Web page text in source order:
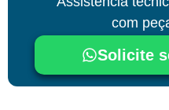
com
Solicite